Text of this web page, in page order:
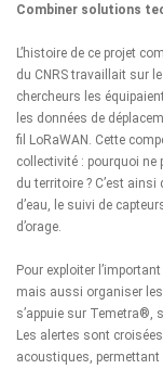
Combiner solutions
L’histoire de ce projet
du CNRS travaillait sur
chercheurs les
les données de
fil LoRaWAN. Cette
collectivité : pourquoi ne
du territoire ? C’est ainsi
d’eau, le suivi de
d’orage.
Pour exploiter
mais aussi organiser
s’appuie sur Temetra®,
Les alertes sont
acoustiques, permettant